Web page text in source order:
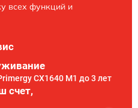
всех функций и
CX1640 M1 до 3 лет
счет,